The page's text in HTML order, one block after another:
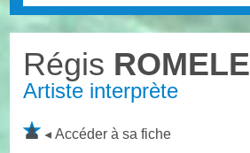
Régis ROMELE
Artiste interprète
Accéder à sa fiche